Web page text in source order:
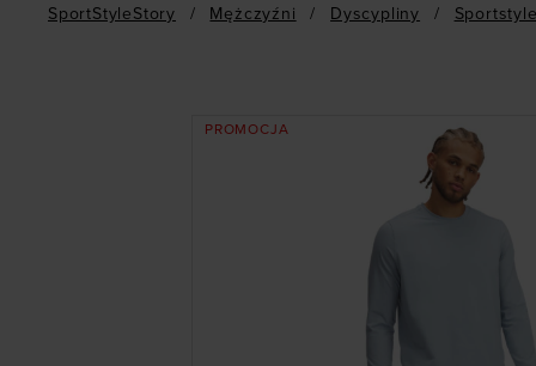
SportStyleStory / Mężczyźni / Dyscypliny /
PROMOCJA